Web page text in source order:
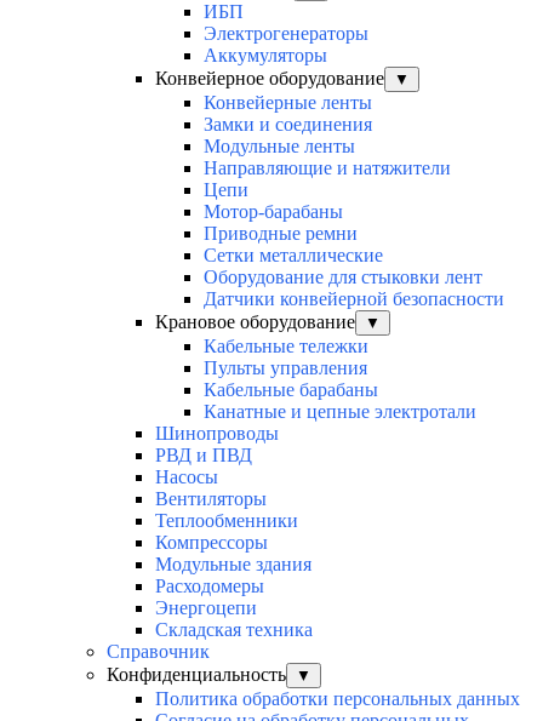
ИБП
Электрогенераторы
Аккумуляторы
Конвейерное оборудование
▼
Конвейерные ленты
Замки и соединения
Модульные ленты
Направляющие и натяжители
Цепи
Мотор-барабаны
Приводные ремни
Сетки металлические
Оборудование для стыковки лент
Датчики конвейерной безопасности
Крановое оборудование
▼
Кабельные тележки
Пульты управления
Кабельные барабаны
Канатные и цепные электротали
Шинопроводы
РВД и ПВД
Насосы
Вентиляторы
Теплообменники
Компрессоры
Модульные здания
Расходомеры
Энергоцепи
Складская техника
Справочник
Конфиденциальность
▼
Политика обработки персональных данных